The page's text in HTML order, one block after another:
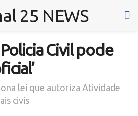
Civil pode
lei que autoriza Atividade
civis